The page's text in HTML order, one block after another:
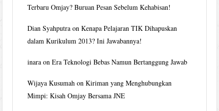
Terbaru Omjay? Buruan Pesan Sebelum Kehabisan!
Dian Syahputra onKenapa Pelajaran TIK Dihapuskan
dalam Kurikulum 2013? Ini Jawabannya!
inara onEra Teknologi Bebas Namun Bertanggung Jawab
Wijaya Kusumah onKiriman yang Menghubungkan
Mimpi: Kisah Omjay Bersama JNE